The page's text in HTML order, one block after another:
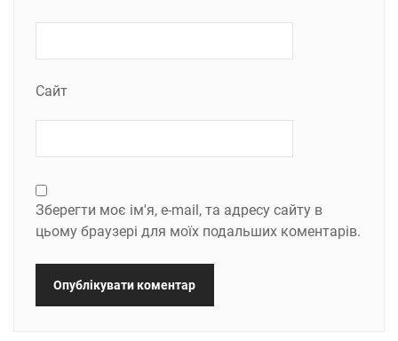
Сайт
Зберегти моє ім'я, e-mail, та адресу сайту в
цьому браузері для моїх подальших коментарів.